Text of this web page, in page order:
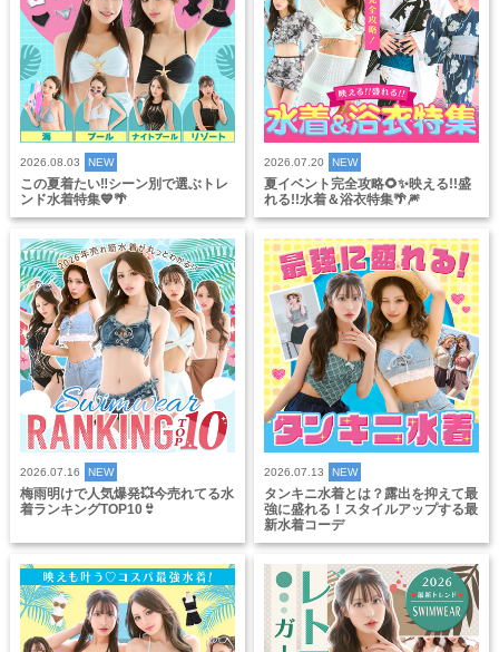
2026.08.03 NEW
この夏着たい‼️シーン別で選ぶトレ
ンド水着特集💙🌴
2026.07.20 NEW
夏イベント完全攻略🌻✨映える!!盛
れる!!水着＆浴衣特集🌴🎆
2026.07.16 NEW
梅雨明けで人気爆発💥今売れてる水
着ランキングTOP10👙
2026.07.13 NEW
タンキニ水着とは？露出を抑えて最
強に盛れる！スタイルアップする最
新水着コーデ